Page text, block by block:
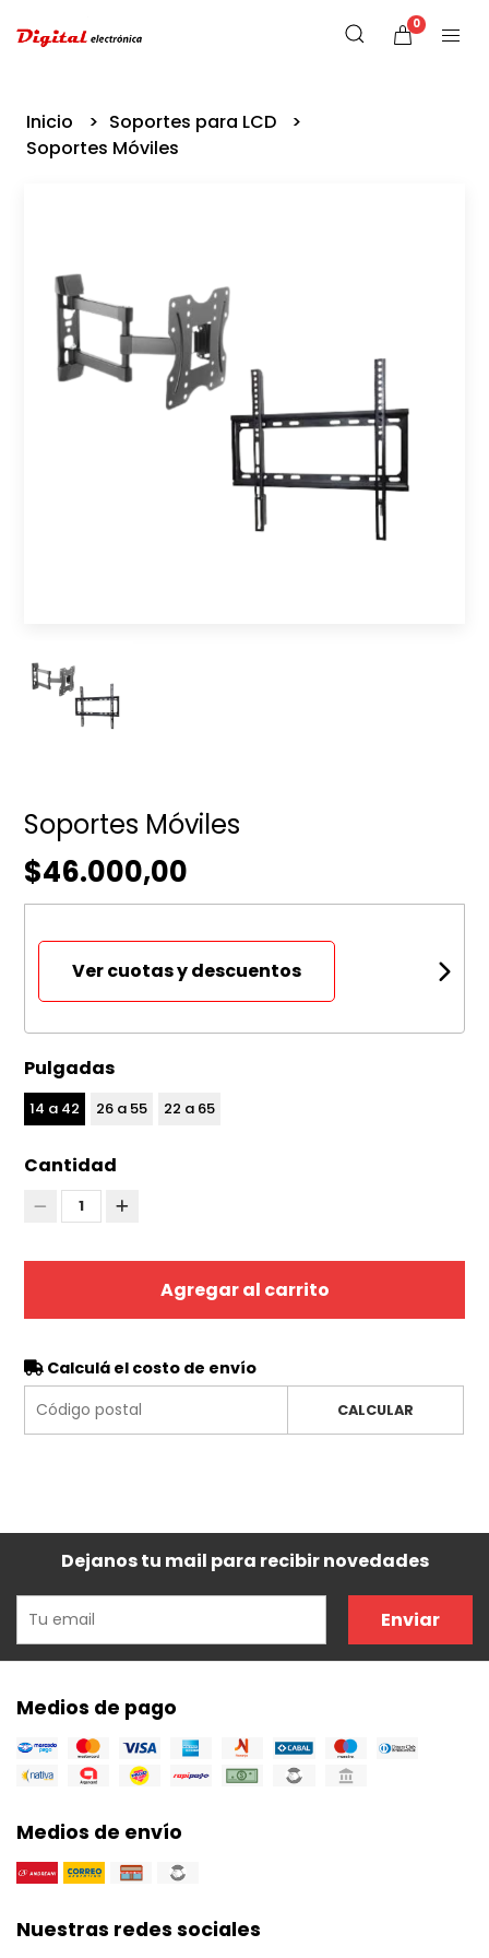
0
Inicio
Soportes para LCD
Soportes Móviles
Soportes Móviles
$46.000,00
Ver cuotas y descuentos
Pulgadas
14 a 42 26 a 55 22 a 65
Cantidad
1
Agregar al carrito
Calculá el costo de envío
CALCULAR
Dejanos tu mail para recibir novedades
Enviar
Medios de pago
Medios de envío
Nuestras redes sociales